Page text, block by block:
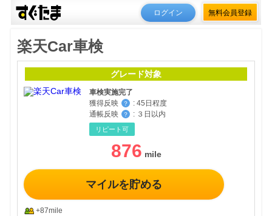
ログイン 無料会員登録
楽天Car車検
グレード対象
車検実施完了
獲得反映
？ : 45日程度
通帳反映
？ : ３日以内
リピート可
876
マイルを貯める
+87mile